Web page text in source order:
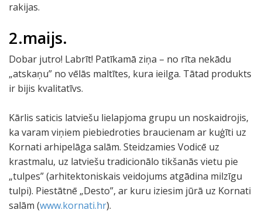
rakijas.
2.maijs.
Dobar jutro! Labrīt! Patīkamā ziņa – no rīta nekādu
„atskaņu” no vēlās maltītes, kura ieilga. Tātad produkts
ir bijis kvalitatīvs.
Kārlis saticis latviešu lielapjoma grupu un noskaidrojis,
ka varam viņiem piebiedroties braucienam ar kuģīti uz
Kornati arhipelāga salām. Steidzamies Vodicē uz
krastmalu, uz latviešu tradicionālo tikšanās vietu pie
„tulpes” (arhitektoniskais veidojums atgādina milzīgu
tulpi). Piestātnē „Desto”, ar kuru iziesim jūrā uz Kornati
salām (www.kornati.hr).